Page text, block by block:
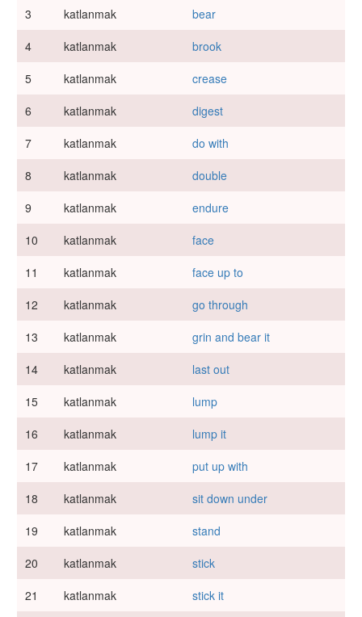
3
katlanmak
bear
4
katlanmak
brook
5
katlanmak
crease
6
katlanmak
digest
7
katlanmak
do with
8
katlanmak
double
9
katlanmak
endure
10
katlanmak
face
11
katlanmak
face up to
12
katlanmak
go through
13
katlanmak
grin and bear it
14
katlanmak
last out
15
katlanmak
lump
16
katlanmak
lump it
17
katlanmak
put up with
18
katlanmak
sit down under
19
katlanmak
stand
20
katlanmak
stick
21
katlanmak stick it